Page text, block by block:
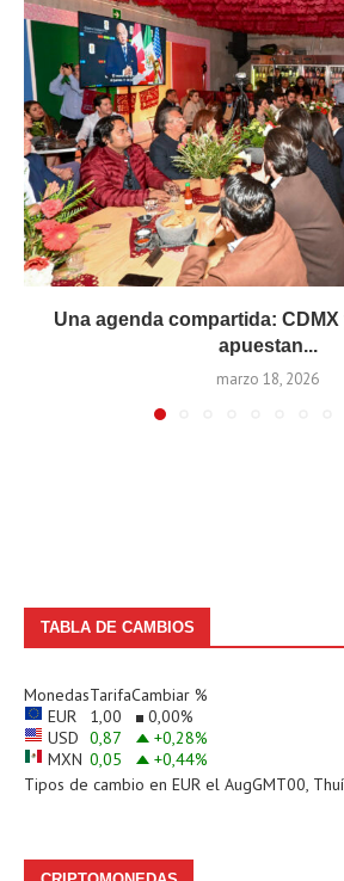
Una agenda compartida:
apuestan...
marzo 18, 2026
TABLA DE CAMBIOS
MonedasTarifaCambiar %
EUR
1,00 0,00%
USD 0,87 +0,28%
MXN 0,05 +0,44%
Tipos de cambio en EUR el AugGMT00,